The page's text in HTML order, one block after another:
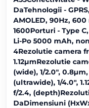
DaTehnologii -
AMOLED, 90Hz,
1600Porturi - Type
Li-Po 5000 mAh,
4Rezolutie camera
1.12µmRezolutie
(wide), 1/2.0", 0.8µm,
(ultrawide), 1/4.0",
f/2.4,
DaDimensiuni